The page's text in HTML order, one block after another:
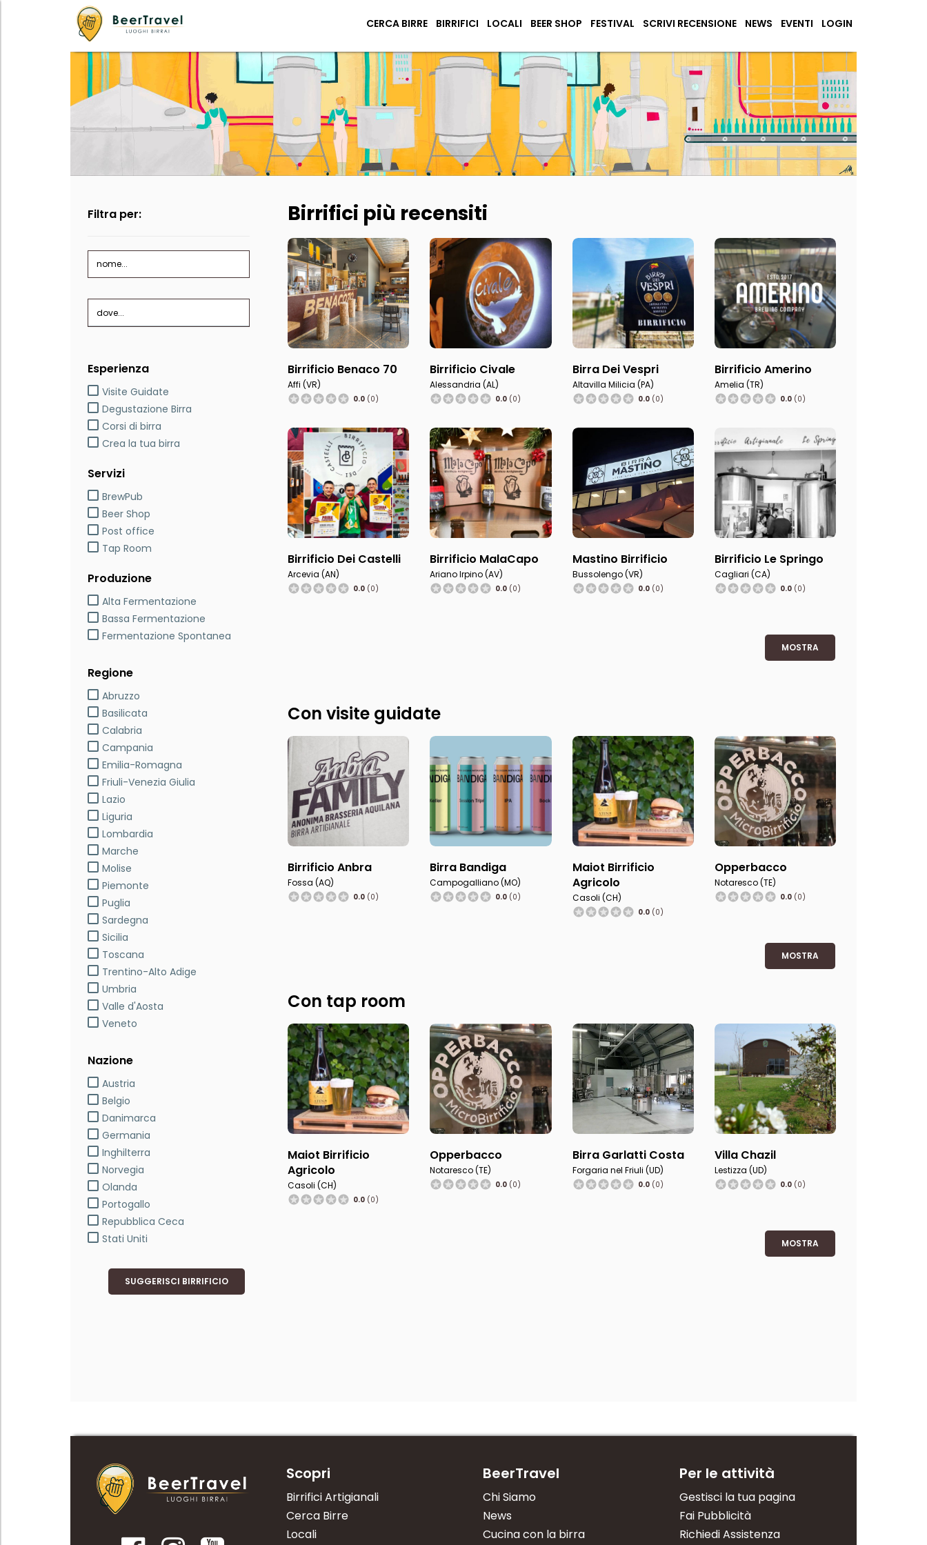
CERCA BIRRE BIRRIFICI LOCALI BEER SHOP FESTIVAL SCRIVI RECENSIONE NEWS EVENTI LOGIN
Filtra per:
nome...
dove...
Esperienza
Visite Guidate
Degustazione Birra
Corsi di birra
Crea la tua birra
Servizi
BrewPub
Beer Shop
Post office
Tap Room
Produzione
Alta Fermentazione
Bassa Fermentazione
Fermentazione Spontanea
Regione
Abruzzo
Basilicata
Calabria
Campania
Emilia-Romagna
Friuli-Venezia Giulia
Lazio
Liguria
Lombardia
Marche
Molise
Piemonte
Puglia
Sardegna
Sicilia
Toscana
Trentino-Alto Adige
Umbria
Valle d'Aosta
Veneto
Nazione
Austria
Belgio
Danimarca
Germania
Inghilterra
Norvegia
Olanda
Portogallo
Repubblica Ceca
Stati Uniti
SUGGERISCI BIRRIFICIO
Birrifici più recensiti
Birrificio Benaco 70
Affi (VR)
0.0 (0)
Birrificio Civale
Alessandria (AL)
0.0 (0)
Birra Dei Vespri
Altavilla Milicia (PA)
0.0(0)
Birrificio Amerino
Amelia (TR)
0.0(0)
Birrificio Dei Castelli
Arcevia (AN)
0.0 (0)
Birrificio MalaCapo
Ariano Irpino (AV)
0.0 (0)
Mastino Birrificio
Bussolengo (VR)
0.0(0)
Birrificio Le Springo
Cagliari (CA)
0.0(0)
MOSTRA
Con visite guidate
Birrificio Anbra
Fossa (AQ)
0.0 (0)
Birra Bandiga
Campogalliano (MO)
0.0 (0)
Maiot Birrificio
Agricolo
Casoli (CH)
0.0(0)
Opperbacco
Notaresco (TE)
0.0(0)
MOSTRA
Con tap room
Maiot Birrificio
Agricolo
Casoli (CH)
0.0 (0)
Opperbacco
Notaresco (TE)
0.0 (0)
Birra Garlatti Costa
Forgaria nel Friuli (UD)
0.0(0)
Villa Chazil
Lestizza (UD)
0.0(0)
MOSTRA
Scopri
Birrifici Artigianali
Cerca Birre
Locali
BeerTravel
Chi Siamo
News
Cucina con la birra
Per le attività
Gestisci la tua pagina
Fai Pubblicità
Richiedi Assistenza